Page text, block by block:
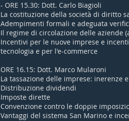
- ORE 15.30: Dott. Carlo Biagioli
La costituzione della società di diritto
Adempimenti formali e adeguata
Il regime di circolazione delle aziende
Incentivi per le nuove imprese e
tecnologia e per l'e-commerce
ORE 16.15: Dott. Marco Mularoni
La tassazione delle imprese: inerenze
Distribuzione dividendi
Imposte dirette
Convenzione contro le doppie
Vantaggi del sistema San Marino e